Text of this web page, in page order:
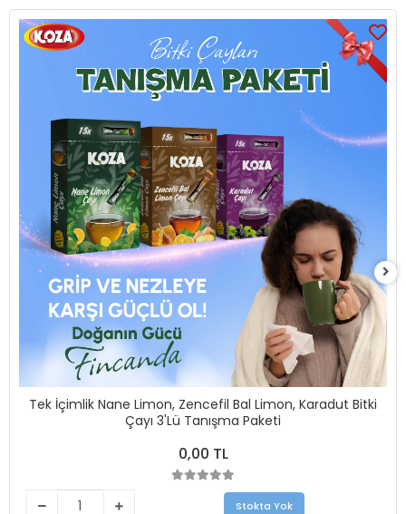
Tek İçimlik Nane Limon, Zencefil Bal Limon, Karadut Bitki
Çayı 3'Lü Tanışma Paketi
0,00 TL
Stokta Yok